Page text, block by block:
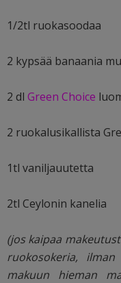
1/2tl ruokasoodaa
2 kypsää banaania
2 dl Green Choice
2 ruokalusikallista
1tl vaniljauutetta
2tl Ceylonin kanelia
(jos kaipaa
ruokosokeria,
makuun hieman